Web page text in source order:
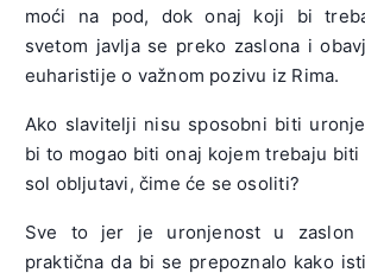
moći na pod, dok onaj koji bi
svetom javlja se preko zaslona i
euharistije o važnom pozivu iz Rima.
Ako slavitelji nisu sposobni biti
bi to mogao biti onaj kojem trebaju biti
sol obljutavi, čime će se osoliti?
Sve to jer je uronjenost u zaslon
praktična da bi se prepoznalo kako